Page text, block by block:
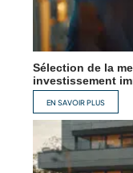
Sélection de la
investissement
EN SAVOIR PLUS